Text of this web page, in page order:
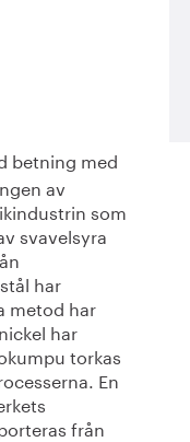
betning med
av
som
svavelsyra
har
metod har
har
torkas
En
från